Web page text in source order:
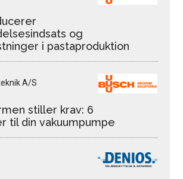
og
i pastaproduktion
A/S
stiller krav: 6
til din vakuumpumpe